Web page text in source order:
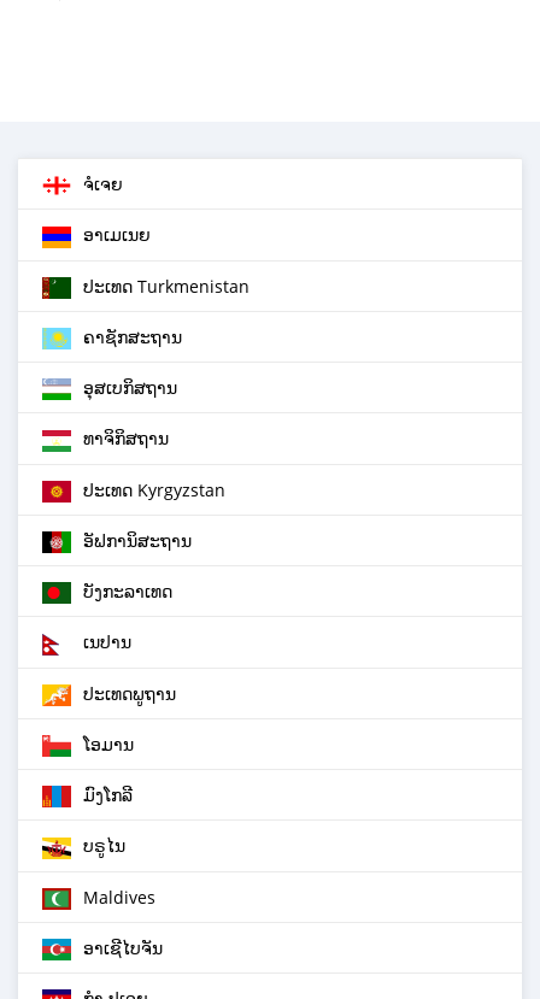
ຈໍເຈຍ
ອາເມເນຍ
ປະເທດ Turkmenistan
ຄາຊັກສະຖານ
ອຸສເບກິສຖານ
ທາຈິກິສຖານ
ປະເທດ Kyrgyzstan
ອັຟການິສະຖານ
ບັງກະລາເທດ
ເນປານ
ປະເທດພູຖານ
ໂອມານ
ມົງໂກລີ
ບຣູໄນ
Maldives
ອາເຊີໄບຈັນ